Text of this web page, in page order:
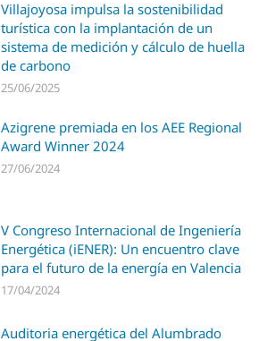
Villajoyosa impulsa la sostenibilidad
turística con la implantación de un
sistema de medición y cálculo de huella
de carbono
25/06/2025
Azigrene premiada en los AEE Regional
Award Winner 2024
27/06/2024
V Congreso Internacional de Ingeniería
Energética (iENER): Un encuentro clave
para el futuro de la energía en Valencia
17/04/2024
Auditoria energética del Alumbrado